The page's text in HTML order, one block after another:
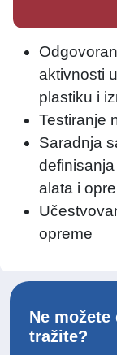
Ne
tražite?
aktivnosti
plastiku i
Testiranje
Saradnja
alata i
opreme